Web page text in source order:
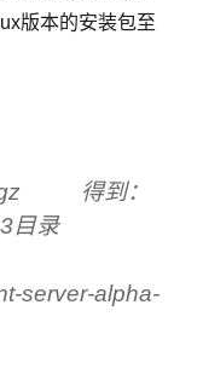
版本的安装包至
得到：
目录
server-alpha-